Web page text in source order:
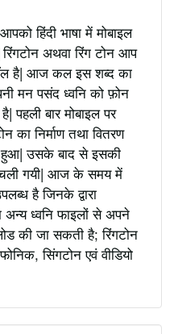
हिंदी भाषा में मोबाइल
अथवा रिंग टोन आप
है| आज कल इस शब्द का
मन पसंद ध्वनि को फ़ोन
बार मोबाइल पर
का निर्माण तथा वितरण
उसके बाद से इसकी
गयी| आज के समय में
है जिनके द्वारा
अन्य ध्वनि फाइलों से अपने
की जा सकती है; रिंगटोन
सिंगटोन एवं वीडियो